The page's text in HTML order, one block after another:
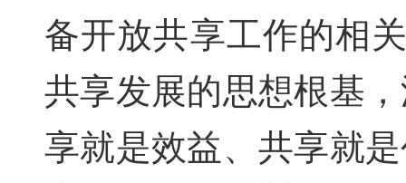
备开放共享工作的相
共享发展的思想根基
享就是效益、共享就